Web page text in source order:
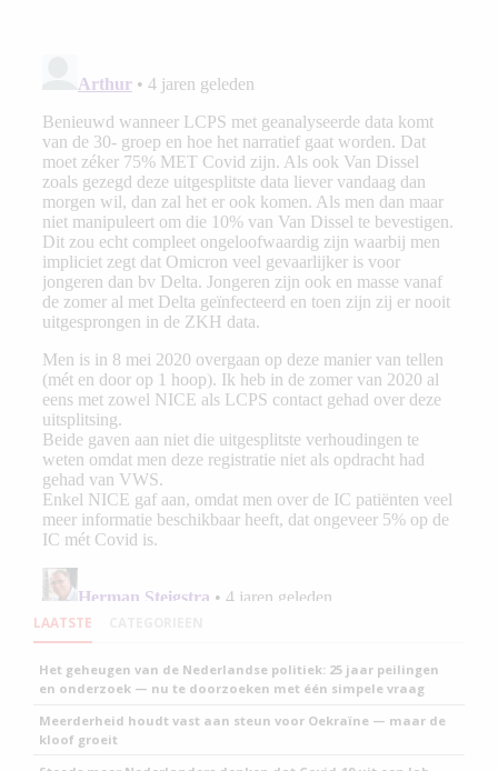
LAATSTE
Het geheugen van de Nederlandse politiek: 25 jaar peilingen
en onderzoek — nu te doorzoeken met één simpele vraag
Meerderheid houdt vast aan steun voor Oekraïne — maar de
kloof groeit